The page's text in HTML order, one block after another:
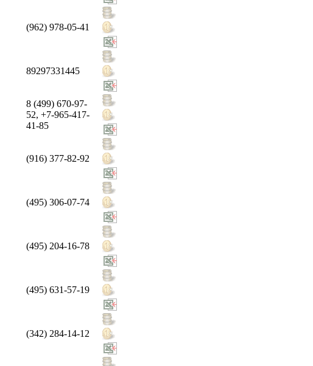
(962) 978-05-41
89297331445
8 (499) 670-97-
52, +7-965-417-
41-85
(916) 377-82-92
(495) 306-07-74
(495) 204-16-78
(495) 631-57-19
(342) 284-14-12